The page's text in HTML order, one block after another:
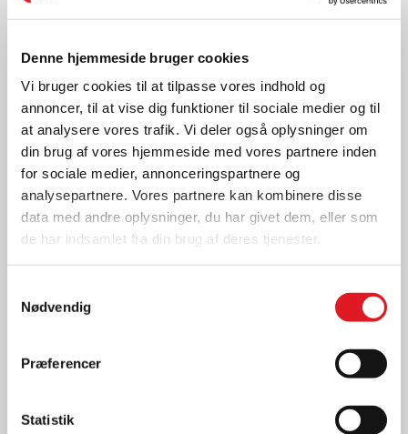
Denne hjemmeside bruger cookies
Vi bruger cookies til at tilpasse vores indhold og
annoncer, til at vise dig funktioner til sociale medier og til
at analysere vores trafik. Vi deler også oplysninger om
din brug af vores hjemmeside med vores partnere inden
for sociale medier, annonceringspartnere og
analysepartnere. Vores partnere kan kombinere disse
data med andre oplysninger, du har givet dem, eller som
de har indsamlet fra din brug af deres tjenester.
Nødvendig
Præferencer
Statistik
Oplysninger fra tidligere arbejdsgiver
I nogle stillinger er det nødvendigt at indhente
Inden vi indhenter reference, sikrer vi os, at du er
indforstået hermed, og du vil altid blive bedt om at
oplyse, hvem vi kan ringe en reference hos. Vi
indhenter referencer for at kunne vurdere, om du har
en profil, der passer til den konkrete stilling, og vi
opbevarer oplysningerne for at kunne dokumentere
historikken i dit ansættelsesforhold.
databeskyttelsesforordningens art. 6, stk. 1, litra f